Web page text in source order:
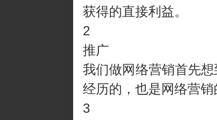
获得的直接利益。
2
推广
我们做网络营销首先
经历的，也是网络营
3